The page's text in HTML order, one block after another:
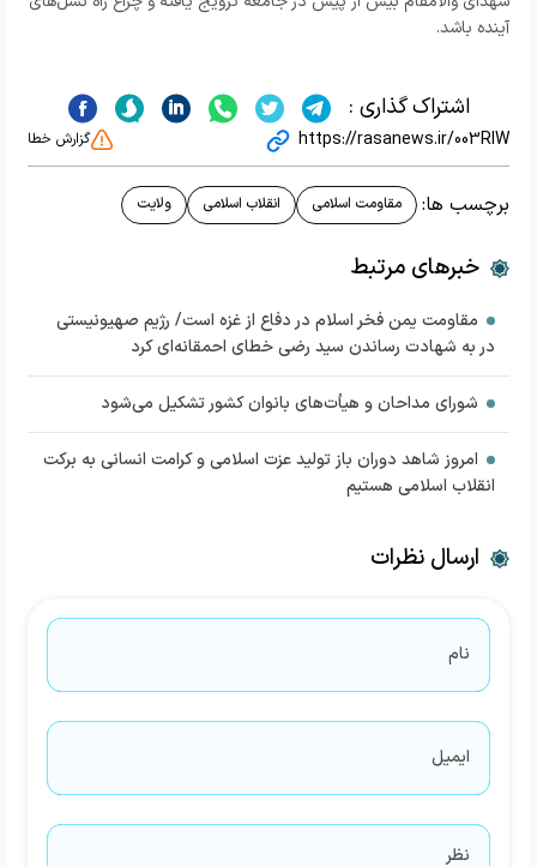
آینده باشد.
اشتراک گذاری :
https://rasanews.ir/003RIW گزارش خطا
برچسب ها: مقاومت اسلامی انقلاب اسلامی ولایت
خبرهای مرتبط
مقاومت یمن فخر اسلام در دفاع از غزه است/ رژیم صهیونیستی
در به شهادت رساندن سید رضی خطای احمقانه‌ای کرد
شورای مداحان و هیأت‌های بانوان کشور تشکیل می‌شود
امروز شاهد دوران باز تولید عزت اسلامی و کرامت انسانی به برکت
انقلاب اسلامی هستیم
ارسال نظرات